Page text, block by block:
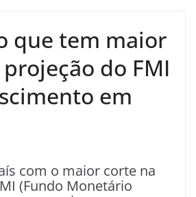
que tem maior
do FMI
em
com o maior corte na
(Fundo Monetário